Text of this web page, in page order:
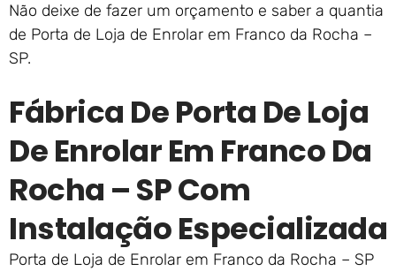
Não deixe de fazer um orçamento e saber a quantia
de Porta de Loja de Enrolar em Franco da Rocha –
SP.
Fábrica De Porta De Loja
De Enrolar Em Franco Da
Rocha – SP Com
Instalação Especializada
Porta de Loja de Enrolar em Franco da Rocha – SP